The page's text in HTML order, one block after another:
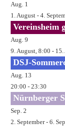
Aug. 1
1. August -4.
Vereinsheim
Aug.9
9. August, 8:00 -
DSJ-
Aug. 13
20:00 -23:30
Nürnberger
Sep.2
2. September-6.